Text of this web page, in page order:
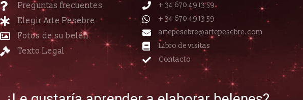
Preguntas frecuentes
Elegir Arte Pesebre
Fotos de su belén
Texto Legal
+ 34 670 49 13 59
+ 34 670 49 13 59
artepesebre@artepesebre.com
Libro de visitas
Contacto